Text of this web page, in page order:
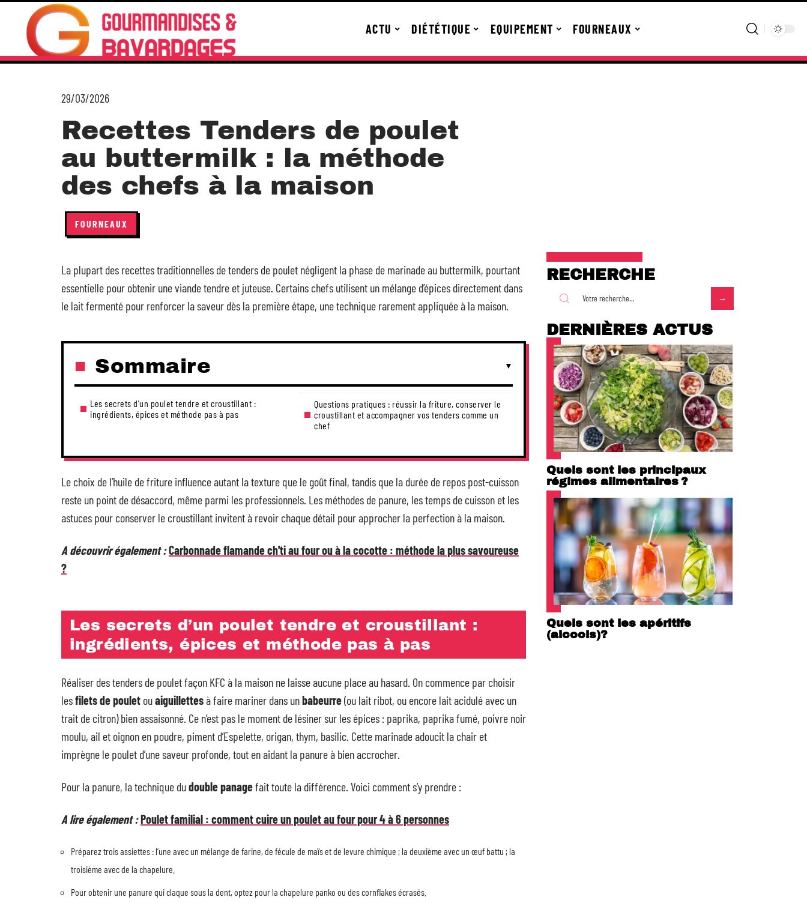
ACTU DIÉTÉTIQUE EQUIPEMENT FOURNEAUX
29/03/2026
Recettes Tenders de poulet
au buttermilk : la méthode
des chefs à la maison
FOURNEAUX
La plupart des recettes traditionnelles de tenders de poulet négligent la phase de marinade au buttermilk, pourtant
essentielle pour obtenir une viande tendre et juteuse. Certains chefs utilisent un mélange d’épices directement dans
le lait fermenté pour renforcer la saveur dès la première étape, une technique rarement appliquée à la maison.
Sommaire
Les secrets d’un poulet tendre et croustillant :
ingrédients, épices et méthode pas à pas
Questions pratiques : réussir la friture, conserver le
croustillant et accompagner vos tenders comme un
chef
Le choix de l’huile de friture influence autant la texture que le goût final, tandis que la durée de repos post-cuisson
reste un point de désaccord, même parmi les professionnels. Les méthodes de panure, les temps de cuisson et les
astuces pour conserver le croustillant invitent à revoir chaque détail pour approcher la perfection à la maison.
A découvrir également :Carbonnade flamande ch'ti au four ou à la cocotte : méthode la plus savoureuse
?
Les secrets d’un poulet tendre et croustillant :
ingrédients, épices et méthode pas à pas
Réaliser des tenders de poulet façon KFC à la maison ne laisse aucune place au hasard. On commence par choisir
lesfilets de poulet ouaiguillettesà faire mariner dans unbabeurre(ou lait ribot, ou encore lait acidulé avec un
trait de citron) bien assaisonné. Ce n’est pas le moment de lésiner sur les épices : paprika, paprika fumé, poivre noir
moulu, ail et oignon en poudre, piment d’Espelette, origan, thym, basilic. Cette marinade adoucit la chair et
imprègne le poulet d’une saveur profonde, tout en aidant la panure à bien accrocher.
Pour la panure, la technique dudouble panagefait toute la différence. Voici comment s’y prendre :
A lire également :Poulet familial : comment cuire un poulet au four pour 4 à 6 personnes
Préparez trois assiettes : l’une avec un mélange de farine, de fécule de maïs et de levure chimique ; la deuxième avec un œuf battu ; la
troisième avec de la chapelure.
Pour obtenir une panure qui claque sous la dent, optez pour la chapelure panko ou des cornflakes écrasés.
RECHERCHE
DERNIÈRES ACTUS
Quels sont les principaux
régimes alimentaires ?
Quels sont les apéritifs
(alcools)?